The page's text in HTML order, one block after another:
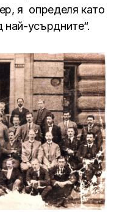
я определя като
най-усърдните“.